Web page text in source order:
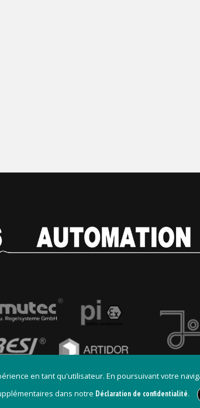
en tant qu'utilisateur. En poursuivant votre
dans notre Déclaration de confidentialité.
CGV Politique de confidentialité